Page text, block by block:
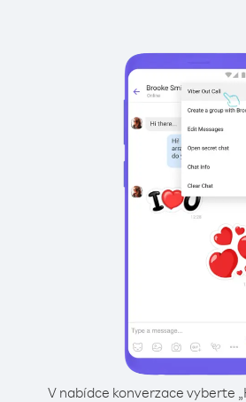
V nabídce konverzace vyberte